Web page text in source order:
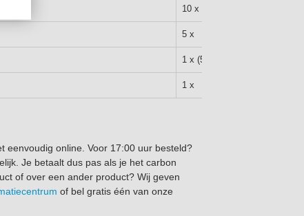
10 x
5 x
1 x (5 in totaal)
1 x
eenvoudig online. Voor 17:00 uur besteld?
Je betaalt dus pas als je het carbon
of over een ander product? Wij geven
of bel gratis één van onze